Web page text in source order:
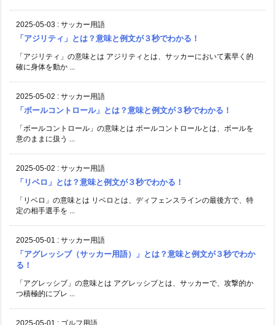
2025-05-03 : サッカー用語
「アジリティ」とは？意味と例文が３秒でわかる！
「アジリティ」の意味とは アジリティとは、サッカーにおいて素早く的
確に身体を動か ...
2025-05-02 : サッカー用語
「ボールコントロール」とは？意味と例文が３秒でわかる！
「ボールコントロール」の意味とは ボールコントロールとは、ボールを
意のままに扱う ...
2025-05-02 : サッカー用語
「リベロ」とは？意味と例文が３秒でわかる！
「リベロ」の意味とは リベロとは、ディフェンスラインの最後方で、特
定の相手選手を ...
2025-05-01 : サッカー用語
「アグレッシブ（サッカー用語）」とは？意味と例文が３秒でわか
る！
「アグレッシブ」の意味とは アグレッシブとは、サッカーで、攻撃的か
つ積極的にプレ ...
2025-05-01 : ゴルフ用語